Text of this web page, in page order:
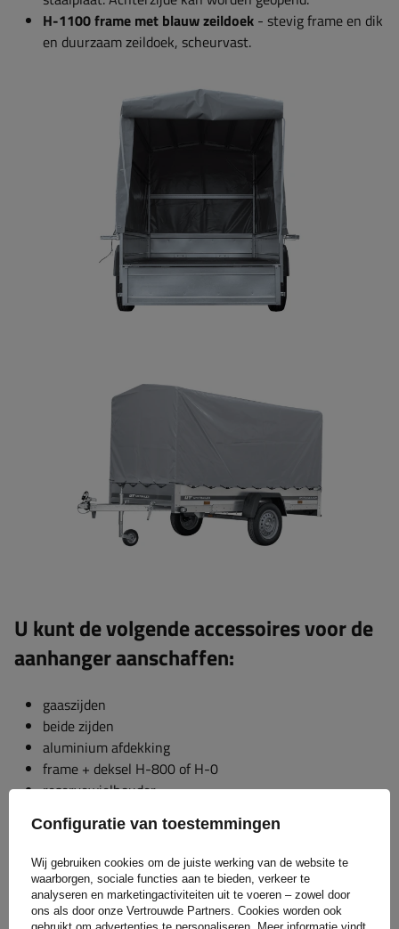
H-1100 frame met blauw zeildoek - stevig frame en dik
en duurzaam zeildoek, scheurvast.
U kunt de volgende accessoires voor de
aanhanger aanschaffen:
gaaszijden
beide zijden
aluminium afdekking
frame + deksel H-800 of H-0
reservewielhouder
... en pas het dus aan uw behoeften aan!
Mocht u nog vragen hebben, neem dan contact met ons op
Configuratie van toestemmingen
Wij gebruiken cookies om de juiste werking van de website te
waarborgen, sociale functies aan te bieden, verkeer te
analyseren en marketingactiviteiten uit te voeren – zowel door
ons als door onze Vertrouwde Partners. Cookies worden ook
gebruikt om advertenties te personaliseren. Meer informatie vindt